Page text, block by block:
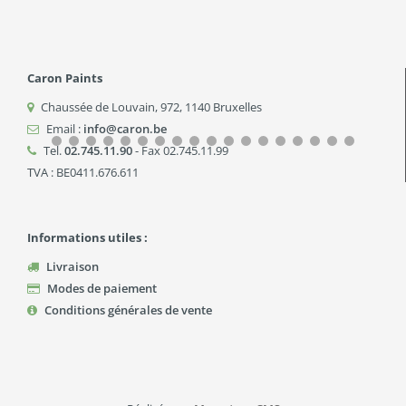
Caron Paints
Chaussée de Louvain, 972, 1140 Bruxelles
Email : info@caron.be
Tel.02.745.11.90- Fax 02.745.11.99
TVA : BE0411.676.611
Informations utiles :
Livraison
Modes de paiement
Conditions générales de vente